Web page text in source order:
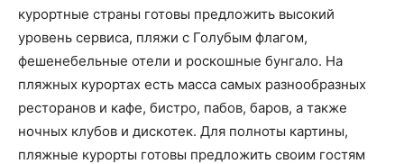
курортные страны готовы предложить высокий
уровень сервиса, пляжи с Голубым флагом,
фешенебельные отели и роскошные бунгало. На
пляжных курортах есть масса самых разнообразных
ресторанов и кафе, бистро, пабов, баров, а также
ночных клубов и дискотек. Для полноты картины,
пляжные курорты готовы предложить своим гостям